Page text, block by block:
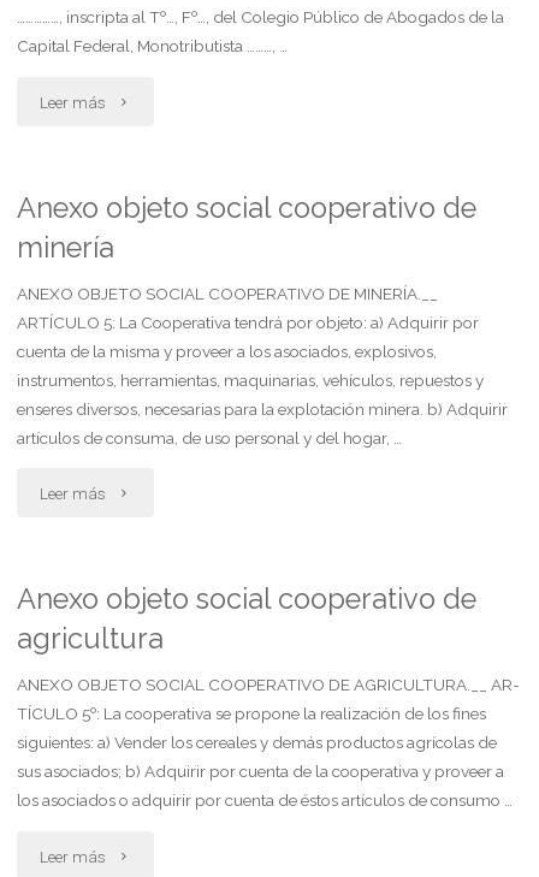
……………, inscripta al Tº…, Fº…, del Colegio Público de Abogados de la
Capital Federal, Monotributista ………, …
Leer más "Daños
perjuicios
calumnas
e
Anexo objeto social cooperativo de
minería
ANEXO OBJETO SOCIAL COOPERATIVO DE MINERÍA.__
ARTÍCULO 5: La Cooperativa tendrá por objeto: a) Adquirir por
cuenta de la misma y proveer a los asociados, explosivos,
instrumentos, herramientas, maquinarias, vehículos, repuestos y
enseres diversos, necesarias para la explotación minera. b) Adquirir
artículos de consuma, de uso personal y del hogar, …
Leer más "Anexo
social
cooperativo
de
minería"
Anexo objeto social cooperativo de
agricultura
ANEXO OBJETO SOCIAL COOPERATIVO DE AGRICULTURA.__ AR-
TÍCULO 5º: La cooperativa se propone la realización de los fines
siguientes: a) Vender los cereales y demás productos agrícolas de
sus asociados; b) Adquirir por cuenta de la cooperativa y proveer a
los asociados o adquirir por cuenta de éstos artículos de consumo …
Leer más "Anexo